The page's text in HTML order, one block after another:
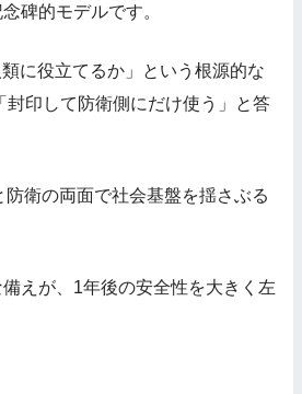
碑的モデルです。
類に役立てるか」という根源的な
封印して防衛側にだけ使う」と答
衛の両面で社会基盤を揺さぶる
えが、1年後の安全性を大きく左